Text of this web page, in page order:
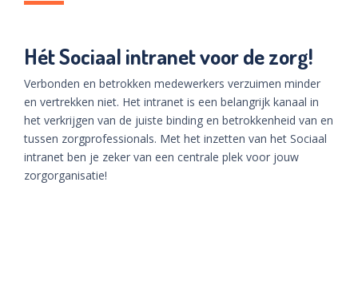
Hét Sociaal intranet voor de zorg!
Verbonden en betrokken medewerkers verzuimen minder
en vertrekken niet. Het intranet is een belangrijk kanaal in
het verkrijgen van de juiste binding en betrokkenheid van en
tussen zorgprofessionals. Met het inzetten van het Sociaal
intranet ben je zeker van een centrale plek voor jouw
zorgorganisatie!